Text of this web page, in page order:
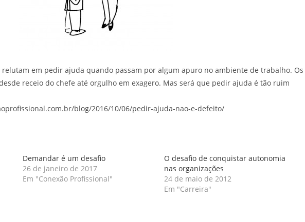
relutam em pedir ajuda quando passam por algum apuro no ambiente de trabalho. Os
receio do chefe até orgulho em exagero. Mas será que pedir ajuda é tão ruim
blog/2016/10/06/pedir-ajuda-nao-e-defeito/
Demandar é um desafio
26 de janeiro de 2017
Em "Conexão Profissional"
O desafio de conquistar autonomia
nas organizações
24 de maio de 2012
Em "Carreira"